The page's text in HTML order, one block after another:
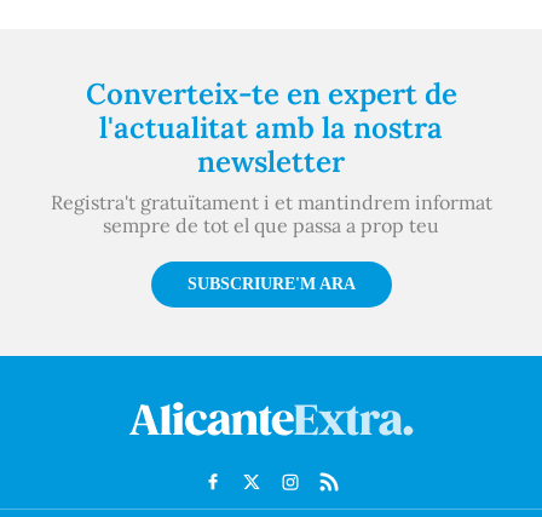
Converteix-te en expert de
l'actualitat amb la nostra
newsletter
Registra't gratuïtament i et mantindrem informat
sempre de tot el que passa a prop teu
SUBSCRIURE'M ARA